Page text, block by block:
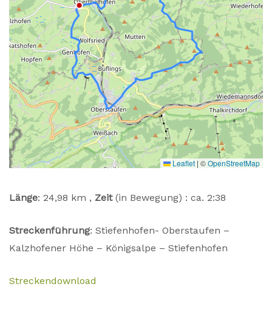
Leaflet | ©OpenStreetMap
Länge: 24,98 km , Zeit(in Bewegung) : ca. 2:38
Streckenführung: Stiefenhofen- Oberstaufen –
Kalzhofener Höhe – Königsalpe – Stiefenhofen
Streckendownload